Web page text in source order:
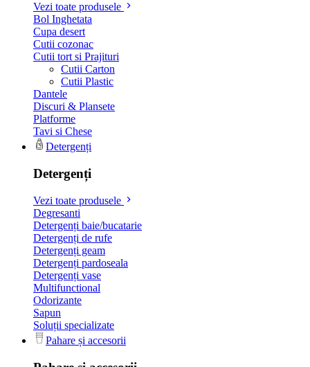
Vezi toate produsele
Bol Inghetata
Cupa desert
Cutii cozonac
Cutii tort si Prajituri
Cutii Carton
Cutii Plastic
Dantele
Discuri & Plansete
Platforme
Tavi si Chese
Detergenți
Detergenți
Vezi toate produsele
Degresanti
Detergenți baie/bucatarie
Detergenți de rufe
Detergenți geam
Detergenți pardoseala
Detergenți vase
Multifunctional
Odorizante
Sapun
Soluții specializate
Pahare și accesorii